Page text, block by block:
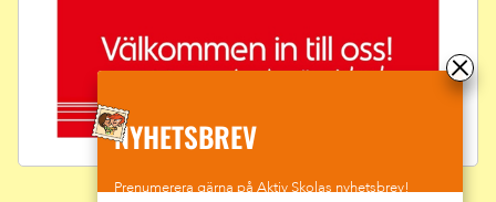
NYHETSBREV
Prenumerera gärna på Aktiv Skolas nyhetsbrev!